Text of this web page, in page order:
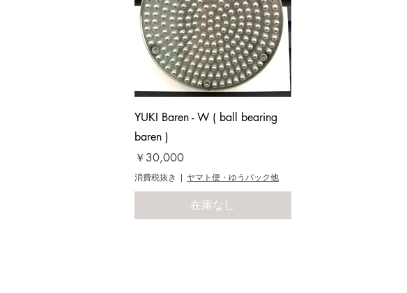
クイックビュー
YUKI Baren - W ( ball bearing
baren )
価格
￥30,000
消費税抜き | ヤマト便・ゆうパック他
在庫なし